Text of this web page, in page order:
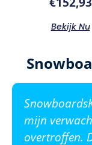
Bekijk Nu
mijn
overtroffen.